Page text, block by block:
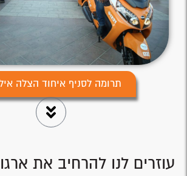
תרומה לסניף איחוד הצלה
עוזרים לנו להרחיב את